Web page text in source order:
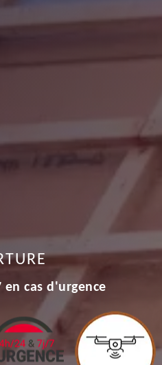
cas d'urgence